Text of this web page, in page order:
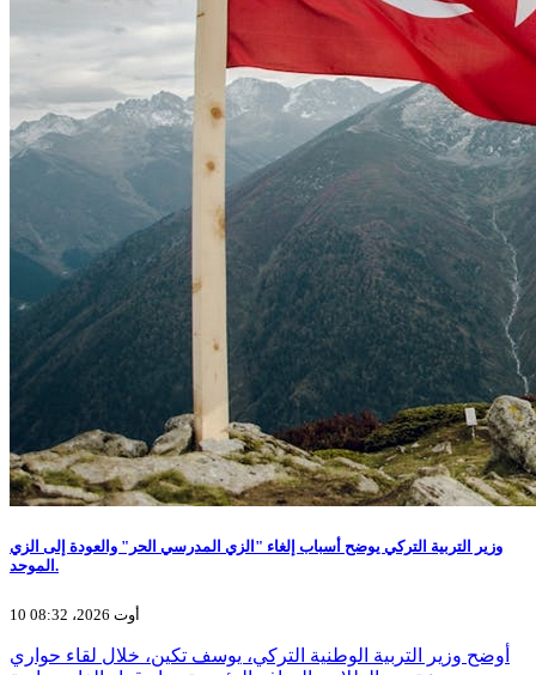
وزير التربية التركي يوضح أسباب إلغاء "الزي المدرسي الحر" والعودة إلى الزي
الموحد.
10 أوت 2026، 08:32
أوضح وزير التربية الوطنية التركي، يوسف تكين، خلال لقاء حواري